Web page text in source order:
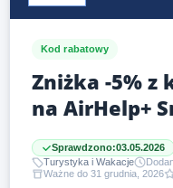
Kod rabatowy
Zniżka -5% z
na AirHelp+
Sprawdzono:03.05.2026
Turystyka i Wakacje
Ważne do 31 grudnia, 2026